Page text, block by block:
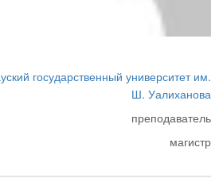
государственный университет им.
Ш. Уалиханова
преподаватель
магистр